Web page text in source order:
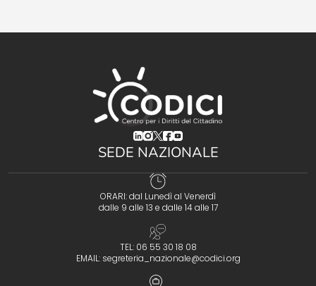
(opens in a new tab)
(opens in a new tab)
(opens in a new tab)
(opens in a new tab)
(opens in a new tab)
SEDE NAZIONALE
ORARI: dal Lunedì al Venerdì
dalle 9 alle 13 e dalle 14 alle 17
TEL: 06 55 30 18 08
EMAIL: segreteria_nazionale@codici.org